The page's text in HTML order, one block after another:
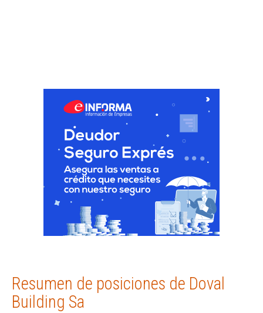
Resumen de posiciones de Doval
Building Sa